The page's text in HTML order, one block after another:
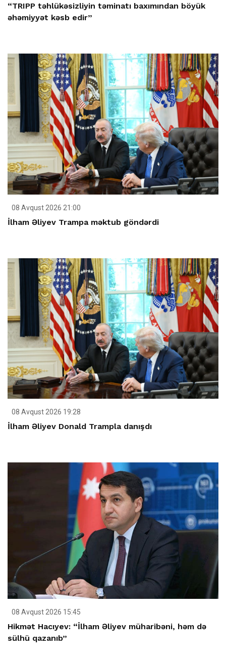
“TRIPP təhlükəsizliyin təminatı baxımından böyük
əhəmiyyət kəsb edir”
08 Avqust 2026 21:00
İlham Əliyev Trampa məktub göndərdi
08 Avqust 2026 19:28
İlham Əliyev Donald Trampla danışdı
08 Avqust 2026 15:45
Hikmət Hacıyev: “İlham Əliyev müharibəni, həm də
sülhü qazanıb”